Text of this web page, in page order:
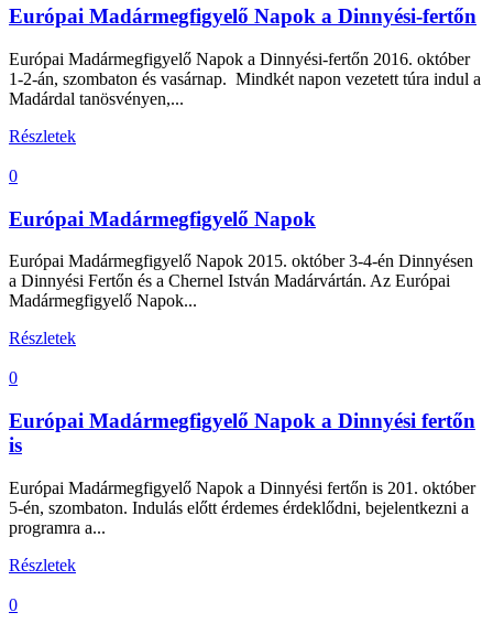
Európai Madármegfigyelő Napok a Dinnyési-fertőn
Európai Madármegfigyelő Napok a Dinnyési-fertőn 2016. október
1-2-án, szombaton és vasárnap. Mindkét napon vezetett túra indul a
Madárdal tanösvényen,...
Részletek
0
Európai Madármegfigyelő Napok
Európai Madármegfigyelő Napok 2015. október 3-4-én Dinnyésen
a Dinnyési Fertőn és a Chernel István Madárvártán. Az Európai
Madármegfigyelő Napok...
Részletek
0
Európai Madármegfigyelő Napok a Dinnyési fertőn
is
Európai Madármegfigyelő Napok a Dinnyési fertőn is 201. október
5-én, szombaton. Indulás előtt érdemes érdeklődni, bejelentkezni a
programra a...
Részletek
0